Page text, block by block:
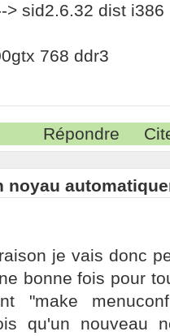
> sid2.6.32 dist i386
768 ddr3
Répondre
noyau
je vais donc
bonne fois pour
"make
qu'un nouveau